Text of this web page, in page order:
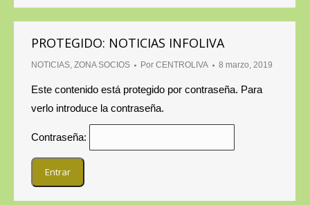
PROTEGIDO: NOTICIAS INFOLIVA
NOTICIAS, ZONA SOCIOS Por CENTROLIVA 8 marzo, 2019
Este contenido está protegido por contraseña. Para
verlo introduce la contraseña.
Contraseña: